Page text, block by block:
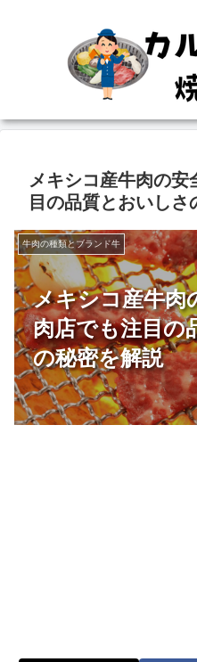
メキシコ産牛肉の
目の品質とおいしさ
メキシコ産牛肉
肉店でも注目の
の秘密を解説
牛肉の種類とブランド牛